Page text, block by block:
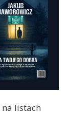
na listach